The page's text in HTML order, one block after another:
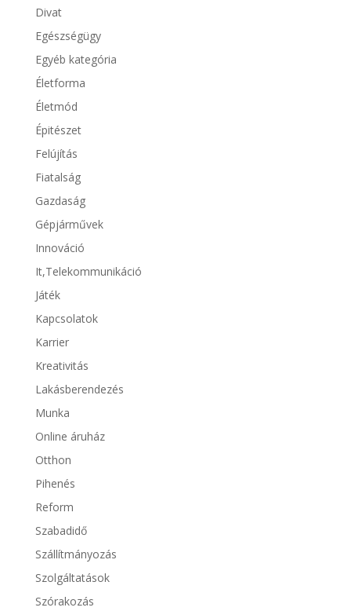
Divat
Egészségügy
Egyéb kategória
Életforma
Életmód
Épitészet
Felújítás
Fiatalság
Gazdaság
Gépjárművek
Innováció
It,Telekommunikáció
Játék
Kapcsolatok
Karrier
Kreativitás
Lakásberendezés
Munka
Online áruház
Otthon
Pihenés
Reform
Szabadidő
Szállítmányozás
Szolgáltatások
Szórakozás